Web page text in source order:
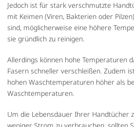
Jedoch ist für stark verschmutzte
mit Keimen (Viren, Bakterien oder
sind, möglicherweise eine höhere
sie gründlich zu reinigen.
Allerdings können hohe Temperaturen
Fasern schneller verschleißen. Zudem
hohen Waschtemperaturen höher als
Waschtemperaturen.
Um die Lebensdauer Ihrer Handtücher